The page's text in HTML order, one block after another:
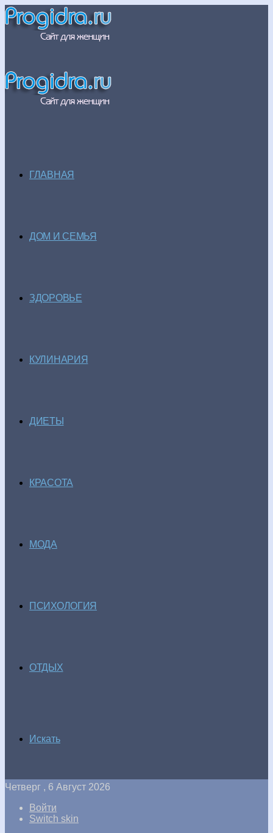
ГЛАВНАЯ
ДОМ И СЕМЬЯ
ЗДОРОВЬЕ
КУЛИНАРИЯ
ДИЕТЫ
КРАСОТА
МОДА
ПСИХОЛОГИЯ
ОТДЫХ
Искать
Четверг , 6 Август 2026
Войти
Switch skin